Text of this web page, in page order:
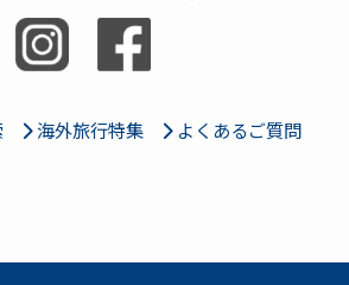
海外旅行特集 よくあるご質問